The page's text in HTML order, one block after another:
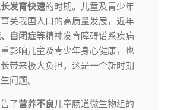
发育快速的时期。儿童及青少年
关我国人口的高质量发展，近年
自闭症等精神发育障碍谱系疾病
影响儿童及青少年身心健康，也
带来极大负担，这是一个新时期
问题。
了营养不良儿童肠道微生物组的